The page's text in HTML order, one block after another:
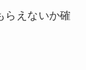
らえないか確